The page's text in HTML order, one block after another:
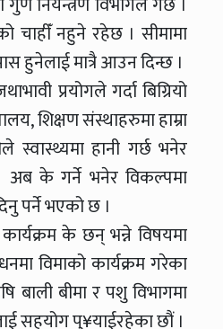
चाहीँ नहुने रहेछ । सीमामा
हुनेलाई मात्रै आउन दिन्छ ।
प्रयोगले गर्दा बिग्रियो
शिक्षण संस्थाहरुमा हाम्रा
स्वास्थ्यमा हानी गर्छ भनेर
अब के गर्ने भनेर विकल्पमा
पर्ने भएको छ ।
के छन् भन्ने विषयमा
विमाको कार्यक्रम गरेका
बाली बीमा र पशु विभागमा
सहयोग पु¥याईरहेका छौं ।